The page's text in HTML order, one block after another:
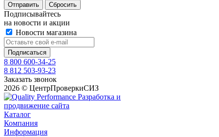
Отправить Сбросить
Подписывайтесь
на новости и акции
Новости магазина
8 800 600-34-25
8 812 503-93-23
Заказать звонок
2026 © ЦентрПроверкиСИЗ
Разработка и
продвижение сайта
Каталог
Компания
Информация